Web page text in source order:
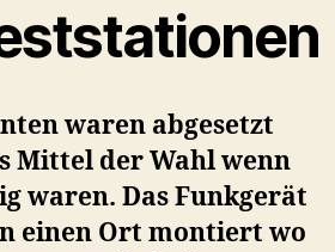
waren abgesetzt
Mittel der Wahl wenn
waren. Das Funkgerät
einen Ort montiert wo